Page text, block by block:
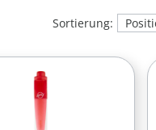
Sortierung: